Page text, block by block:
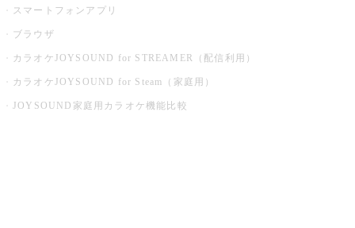
スマートフォンアプリ
ブラウザ
カラオケJOYSOUND for STREAMER（配信利用）
カラオケJOYSOUND for Steam（家庭用）
JOYSOUND家庭用カラオケ機能比較